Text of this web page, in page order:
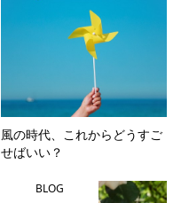
風の時代、これからどうすご
せばいい？
BLOG